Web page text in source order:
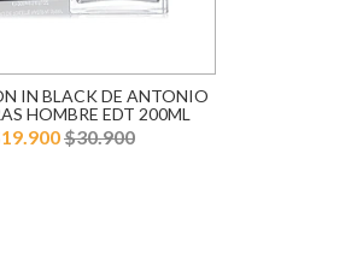
IN BLACK DE ANTONIO
HOMBRE EDT 200ML
$30.900